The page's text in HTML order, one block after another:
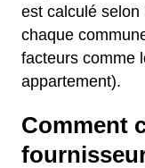
est calculé
chaque
facteurs comme
appartement).
Comment